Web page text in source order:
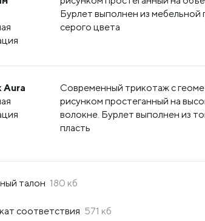
Бурлет выполнен из мебельной
серого цвета
Aura
Современный трикотаж с
рисунком простеганный на
волокне. Бурлет выполнен из
пласть
талон 180 кб
соответствия 571 кб